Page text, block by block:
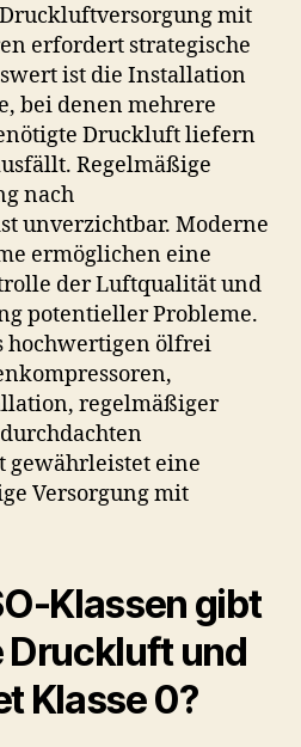
mit
erfordert strategische
ist die Installation
bei denen mehrere
Druckluft liefern
Regelmäßige
nach
unverzichtbar. Moderne
ermöglichen eine
der Luftqualität und
potentieller Probleme.
hochwertigen ölfrei
regelmäßiger
gewährleistet eine
Versorgung mit
Klassen gibt
Druckluft und
Klasse 0?